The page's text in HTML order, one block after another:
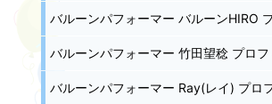
バルーンパフォーマー バルーンHIRO
バルーンパフォーマー 竹田望稔 プロ
バルーンパフォーマー Ray(レイ) プロ